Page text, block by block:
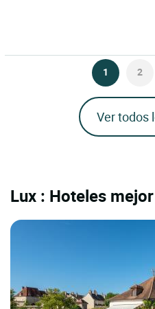
1 2
Ver todos
Lux : Hoteles